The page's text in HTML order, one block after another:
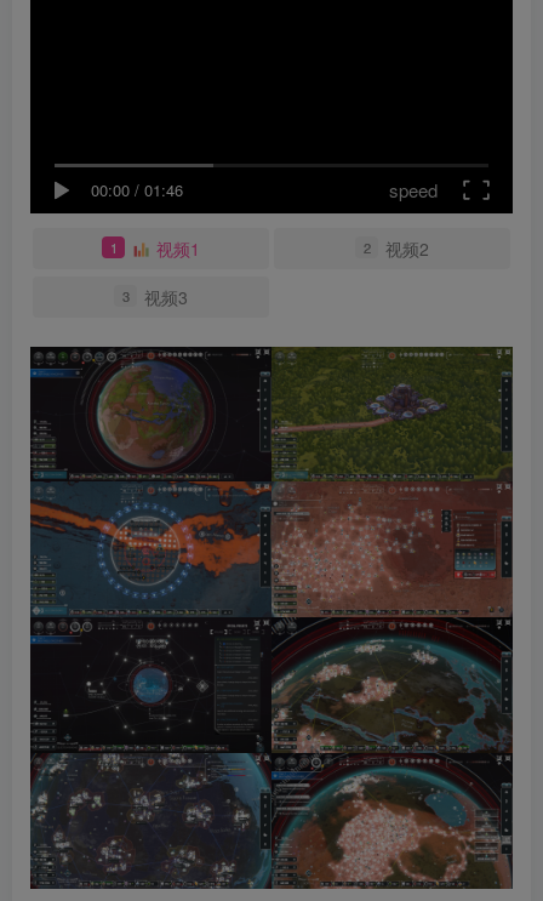
00:00 / 01:46 speed
1 视频1 2 视频2
3 视频3